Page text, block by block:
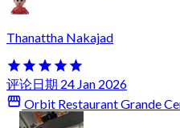
Thanattha Nakajad
评论日期 24 Jan 2026
Orbit Restaurant Grande